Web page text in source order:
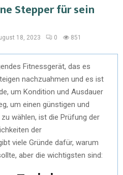
Stepper für sein
18, 2023 0 851
Fitnessgerät, das es
nachzuahmen und es ist
um Kondition und Ausdauer
um einen günstigen und
wählen, ist die Prüfung der
der
viele Gründe dafür, warum
aber die wichtigsten sind: